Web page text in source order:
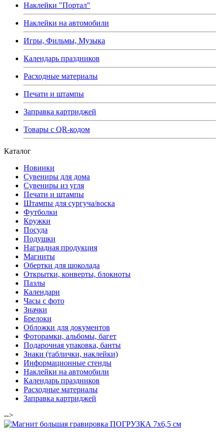
Наклейки "Портал"
Наклейки на автомобили
Игры, Фильмы, Музыка
Календарь праздников
Расходные материалы
Печати и штампы
Заправка картриджей
Товары с QR-кодом
Каталог
Новинки
Сувениры для дома
Сувениры из угля
Печати и штампы
Штампы для сургуча/воска
Футболки
Кружки
Посуда
Подушки
Наградная продукция
Магниты
Обертки для шоколада
Открытки, конверты, блокноты
Пазлы
Календари
Часы с фото
Значки
Брелоки
Обложки для документов
Фоторамки, альбомы, багет
Подарочная упаковка, банты
Знаки (таблички, наклейки)
Информационные стенды
Наклейки на автомобили
Календарь праздников
Расходные материалы
Заправка картриджей
-->